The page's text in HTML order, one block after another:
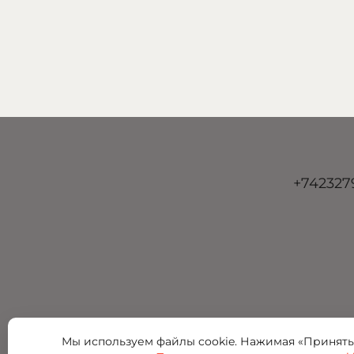
Мы используем файлы cookie. Нажимая